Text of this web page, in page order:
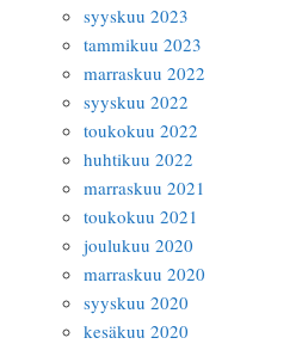
syyskuu 2023
tammikuu 2023
marraskuu 2022
syyskuu 2022
toukokuu 2022
huhtikuu 2022
marraskuu 2021
toukokuu 2021
joulukuu 2020
marraskuu 2020
syyskuu 2020
kesäkuu 2020